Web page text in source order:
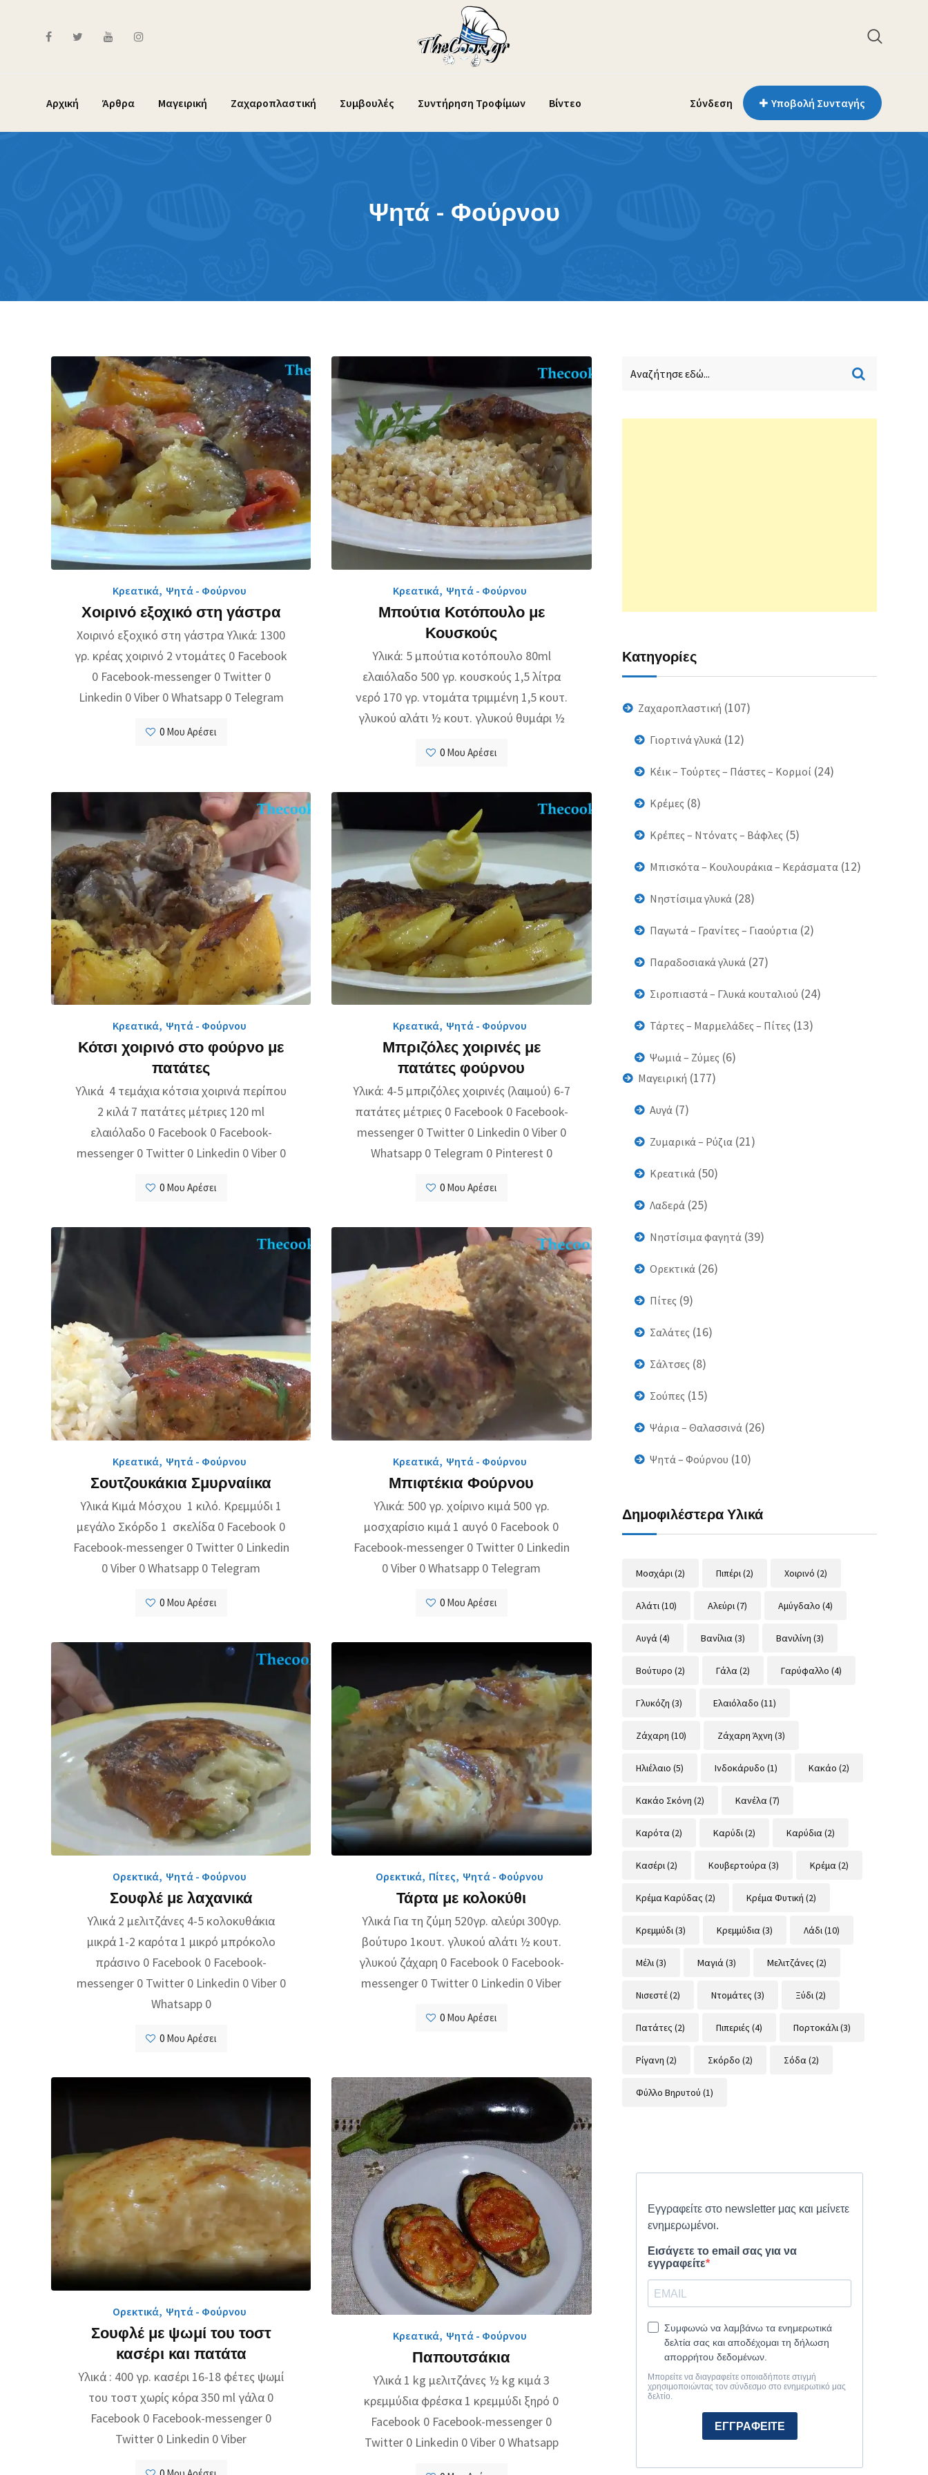
Αρχική Άρθρα Μαγειρική Ζαχαροπλαστική Συμβουλές Συντήρηση Τροφίμων Βίντεο Σύνδεση Υποβολή Συνταγής
Ψητά - Φούρνου
Κρεατικά, Ψητά - Φούρνου
Χοιρινό εξοχικό στη γάστρα
Χοιρινό εξοχικό στη γάστρα Υλικά: 1300
γρ. κρέας χοιρινό 2 ντομάτες 0 Facebook
0 Facebook-messenger 0 Twitter 0
Linkedin 0 Viber 0 Whatsapp 0 Telegram
0Μου Αρέσει
Κρεατικά, Ψητά - Φούρνου
Μπούτια Κοτόπουλο με
Κουσκούς
Υλικά: 5 μπούτια κοτόπουλο 80ml
ελαιόλαδο 500 γρ. κουσκούς 1,5 λίτρα
νερό 170 γρ. ντομάτα τριμμένη 1,5 κουτ.
γλυκού αλάτι ½ κουτ. γλυκού θυμάρι ½
0Μου Αρέσει
Κρεατικά, Ψητά - Φούρνου
Κότσι χοιρινό στο φούρνο με
πατάτες
Υλικά 4 τεμάχια κότσια χοιρινά περίπου
2 κιλά 7 πατάτες μέτριες 120 ml
ελαιόλαδο 0 Facebook 0 Facebook-
messenger 0 Twitter 0 Linkedin 0 Viber 0
0Μου Αρέσει
Κρεατικά, Ψητά - Φούρνου
Μπριζόλες χοιρινές με
πατάτες φούρνου
Υλικά: 4-5 μπριζόλες χοιρινές (λαιμού) 6-7
πατάτες μέτριες 0 Facebook 0 Facebook-
messenger 0 Twitter 0 Linkedin 0 Viber 0
Whatsapp 0 Telegram 0 Pinterest 0
0Μου Αρέσει
Κρεατικά, Ψητά - Φούρνου
Σουτζουκάκια Σμυρναίικα
Υλικά Κιμά Μόσχου 1 κιλό. Κρεμμύδι 1
μεγάλο Σκόρδο 1 σκελίδα 0 Facebook 0
Facebook-messenger 0 Twitter 0 Linkedin
0 Viber 0 Whatsapp 0 Telegram
0Μου Αρέσει
Κρεατικά, Ψητά - Φούρνου
Μπιφτέκια Φούρνου
Υλικά: 500 γρ. χοίρινο κιμά 500 γρ.
μοσχαρίσιο κιμά 1 αυγό 0 Facebook 0
Facebook-messenger 0 Twitter 0 Linkedin
0 Viber 0 Whatsapp 0 Telegram
0Μου Αρέσει
Ορεκτικά, Ψητά - Φούρνου
Σουφλέ με λαχανικά
Υλικά 2 μελιτζάνες 4-5 κολοκυθάκια
μικρά 1-2 καρότα 1 μικρό μπρόκολο
πράσινο 0 Facebook 0 Facebook-
messenger 0 Twitter 0 Linkedin 0 Viber 0
Whatsapp 0
0Μου Αρέσει
Ορεκτικά, Πίτες, Ψητά - Φούρνου
Τάρτα με κολοκύθι
Υλικά Για τη ζύμη 520γρ. αλεύρι 300γρ.
βούτυρο 1κουτ. γλυκού αλάτι ½ κουτ.
γλυκού ζάχαρη 0 Facebook 0 Facebook-
messenger 0 Twitter 0 Linkedin 0 Viber
0Μου Αρέσει
Ορεκτικά, Ψητά - Φούρνου
Σουφλέ με ψωμί του τοστ
κασέρι και πατάτα
Υλικά : 400 γρ. κασέρι 16-18 φέτες ψωμί
του τοστ χωρίς κόρα 350 ml γάλα 0
Facebook 0 Facebook-messenger 0
Twitter 0 Linkedin 0 Viber
Κρεατικά, Ψητά - Φούρνου
Παπουτσάκια
Υλικά 1 kg μελιτζάνες ½ kg κιμά 3
κρεμμύδια φρέσκα 1 κρεμμύδι ξηρό 0
Facebook 0 Facebook-messenger 0
Twitter 0 Linkedin 0 Viber 0 Whatsapp
Κατηγορίες
Ζαχαροπλαστική (107)
Γιορτινά γλυκά(12)
Κέικ – Τούρτες – Πάστες – Κορμοί (24)
Κρέμες (8)
Κρέπες – Ντόνατς – Βάφλες (5)
Μπισκότα – Κουλουράκια – Κεράσματα(12)
Νηστίσιμα γλυκά(28)
Παγωτά – Γρανίτες – Γιαούρτια(2)
Παραδοσιακά γλυκά(27)
Σιροπιαστά – Γλυκά κουταλιού (24)
Τάρτες – Μαρμελάδες – Πίτες (13)
Ψωμιά – Ζύμες (6)
Μαγειρική (177)
Αυγά(7)
Ζυμαρικά – Ρύζια(21)
Κρεατικά(50)
Λαδερά(25)
Νηστίσιμα φαγητά(39)
Ορεκτικά(26)
Πίτες (9)
Σαλάτες (16)
Σάλτσες (8)
Σούπες (15)
Ψάρια – Θαλασσινά(26)
Ψητά – Φούρνου (10)
Δημοφιλέστερα Υλικά
Μοσχάρι(2) Πιπέρι(2) Χοιρινό (2)
Αλάτι(10) Αλεύρι(7) Αμύγδαλο (4)
Αυγά(4) Βανίλια(3) Βανιλίνη (3)
Βούτυρο (2) Γάλα(2) Γαρύφαλλο (4)
Γλυκόζη (3) Ελαιόλαδο (11)
Ζάχαρη (10) Ζάχαρη Άχνη (3)
Ηλιέλαιο (5) Ινδοκάρυδο (1) Κακάο (2)
Κακάο Σκόνη (2) Κανέλα(7)
Καρότα(2) Καρύδι(2) Καρύδια(2)
Κασέρι(2) Κουβερτούρα(3) Κρέμα(2)
Κρέμα Καρύδας (2) Κρέμα Φυτική (2)
Κρεμμύδι(3) Κρεμμύδια(3) Λάδι(10)
Μέλι(3) Μαγιά(3) Μελιτζάνες (2)
Νισεστέ(2) Ντομάτες (3) Ξύδι(2)
Πατάτες (2) Πιπεριές (4) Πορτοκάλι(3)
Ρίγανη (2) Σκόρδο (2) Σόδα(2)
Φύλλο Βηρυτού (1)